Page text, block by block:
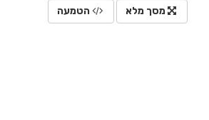
מסך מלא הטמעה